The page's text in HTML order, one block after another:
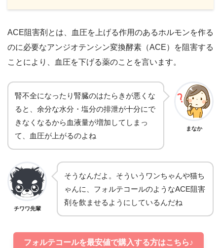
ACE阻害剤とは、血圧を上げる作用のあるホルモンを作る
のに必要なアンジオテンシン変換酵素（ACE）を阻害する
ことにより、血圧を下げる薬のことを言います。
腎不全になったり腎臓のはたらきが悪くな
ると、余分な水分・塩分の排泄が十分にで
きなくなるから血液量が増加してしまっ
て、血圧が上がるのよね
まなか
チワワ先輩
そうなんだよ。そういうワンちゃんや猫ち
ゃんに、フォルテコールのようなACE阻害
剤を飲ませるようにしているんだね
フォルテコールを最安値で購入する方はこちら♪